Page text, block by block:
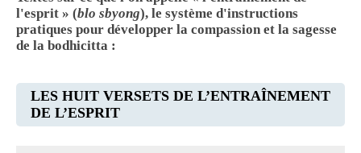
l'esprit » (blo sbyong), le système d'instructions
pratiques pour développer la compassion et la sagesse
de la bodhicitta :
LES HUIT VERSETS DE L’ENTRAÎNEMENT
DE L’ESPRIT